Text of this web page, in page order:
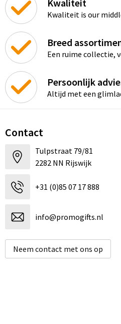
Kwaliteit
Kwaliteit is our
Breed
Een ruime collectie,
Persoonlijk
Altijd met een
Contact
Tulpstraat 79/81
2282 NN Rijswijk
+31 (0)85 07 17 888
info@promogifts.nl
Neem contact met ons op